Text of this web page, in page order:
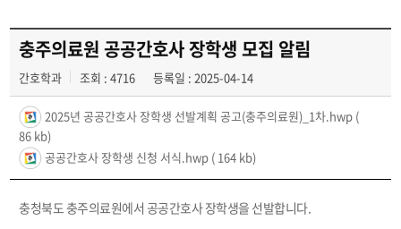
학생회
학과 취업정보
학과운영개선의견
충주의료원 공공간호사 장학생 모집 알림
간호학과 조회 : 4716 등록일 : 2025-04-14
2025년 공공간호사 장학생 선발계획 공고(충주의료원)_1차.hwp (
86 kb)
공공간호사 장학생 신청 서식.hwp ( 164 kb)
충청북도 충주의료원에서 공공간호사 장학생을 선발합니다.